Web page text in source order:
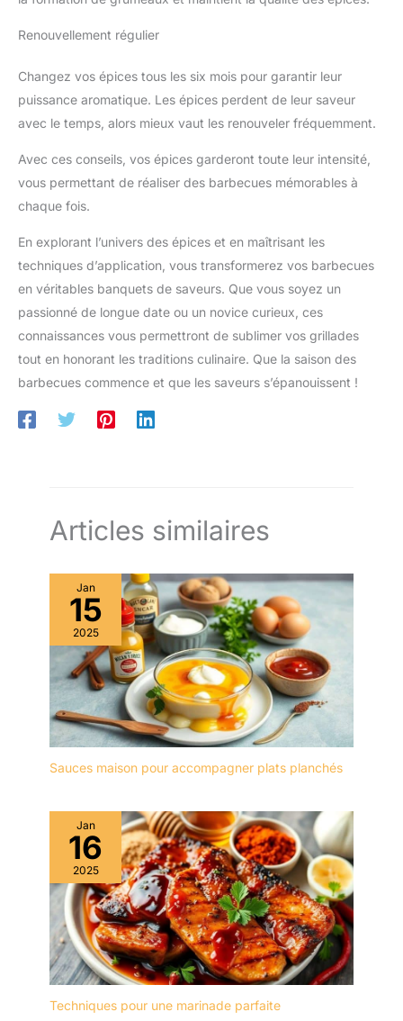
Renouvellement régulier
Changez vos épices tous les six mois pour garantir leur
puissance aromatique. Les épices perdent de leur saveur
avec le temps, alors mieux vaut les renouveler fréquemment.
Avec ces conseils, vos épices garderont toute leur intensité,
vous permettant de réaliser des barbecues mémorables à
chaque fois.
En explorant l’univers des épices et en maîtrisant les
techniques d’application, vous transformerez vos barbecues
en véritables banquets de saveurs. Que vous soyez un
passionné de longue date ou un novice curieux, ces
connaissances vous permettront de sublimer vos grillades
tout en honorant les traditions culinaire. Que la saison des
barbecues commence et que les saveurs s’épanouissent !
Articles similaires
Jan
15
2025
Sauces maison pour accompagner plats planchés
Jan
16
2025
Techniques pour une marinade parfaite